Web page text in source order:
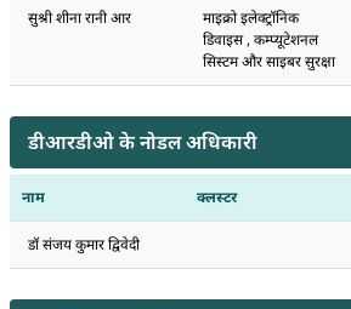
सुश्री शीना रानी आर
माइक्रो इलेक्ट्रॉनिक
डिवाइस , कम्प्यूटेशनल
सिस्टम और साइबर सुरक्षा
डीआरडीओ के नोडल अधिकारी
नाम क्लस्टर
डॉ संजय कुमार द्विवेदी